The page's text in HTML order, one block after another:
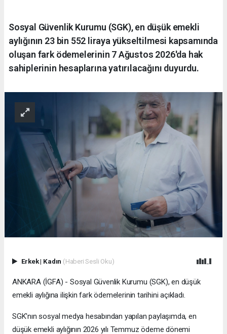
Sosyal Güvenlik Kurumu (SGK), en düşük emekli
aylığının 23 bin 552 liraya yükseltilmesi kapsamında
oluşan fark ödemelerinin 7 Ağustos 2026'da hak
sahiplerinin hesaplarına yatırılacağını duyurdu.
Erkek| Kadın (Haberi Sesli Oku)
ANKARA (İGFA) - Sosyal Güvenlik Kurumu (SGK), en düşük
emekli aylığına ilişkin fark ödemelerinin tarihini açıkladı.
SGK'nın sosyal medya hesabından yapılan paylaşımda, en
düşük emekli aylığının 2026 yılı Temmuz ödeme dönemi